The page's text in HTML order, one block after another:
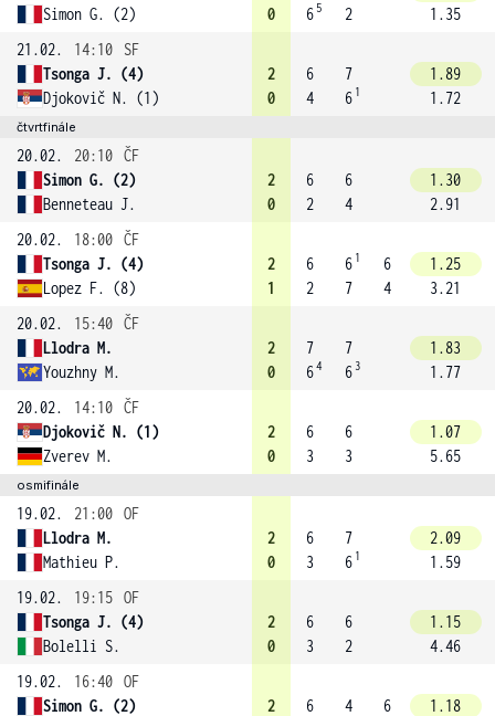
Simon G. (2)
0
6 5
2
1.35
21.02.
14:10
SF
Tsonga J. (4)
Djokovič N. (1)
2
0
6
4
7
6 1
1.89
1.72
čtvrtfinále
20.02. 20:10 ČF
Simon G. (2)
Benneteau J.
2
0
6
2
6
4
1.30
2.91
20.02.
18:00 ČF
Tsonga J. (4)
Lopez F. (8)
2
1
6
2
6 1
7
6
4
1.25
3.21
20.02.
15:40 ČF
Llodra M.
Youzhny M.
2
0
7
64
7
6 3
1.83
1.77
20.02.
14:10 ČF
Djokovič N. (1)
Zverev M.
2
0
6
3
6
3
1.07
5.65
osmifinále
19.02. 21:00 OF
Llodra M.
Mathieu P.
2
0
6
3
7
6 1
2.09
1.59
19.02.
19:15 OF
Tsonga J. (4)
Bolelli S.
2
0
6
3
6
2
1.15
4.46
19.02.
16:40 OF
Simon G. (2)
2
6
4
6
1.18